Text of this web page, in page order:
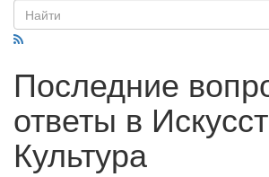
Последние
ответы в
Культура